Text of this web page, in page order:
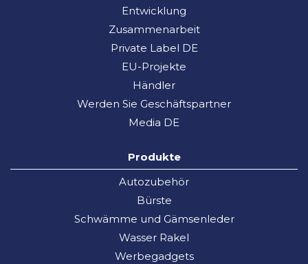
Entwicklung
Zusammenarbeit
Private Label DE
EU-Projekte
Händler
Werden Sie Geschäftspartner
Media DE
Produkte
Autozubehör
Bürste
Schwämme und Gämsenleder
Wasser Rakel
Werbegadgets